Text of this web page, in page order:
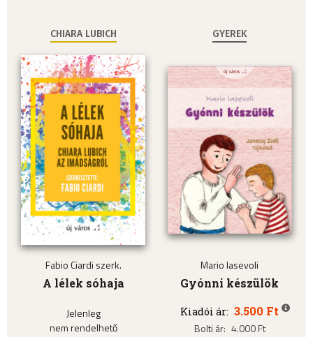
CHIARA LUBICH
Fabio Ciardi szerk.
A lélek sóhaja
Jelenleg
nem rendelhető
GYEREK
Mario Iasevoli
Gyónni készülök
Kiadói ár: 3.500 Ft
Bolti ár: 4.000 Ft